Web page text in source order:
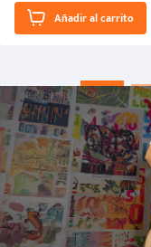
El Rugido del Sol Naciente:
“Primeros para la Et...
Añadir al carrito